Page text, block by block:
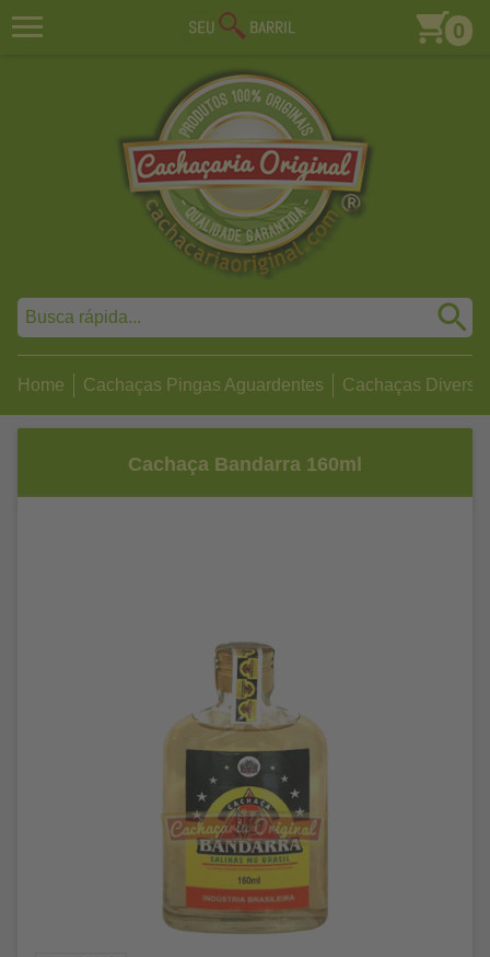
0
Home Cachaças Pingas Aguardentes Cachaças
Cachaça Bandarra 160ml